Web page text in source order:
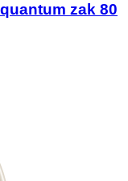
zak 80